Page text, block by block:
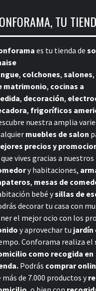
TU
es tu tienda de
, colchones, salones,
matrimonio, cocinas a
, decoración,
, frigoríficos
nuestra amplia
muebles de salon
precios y
vives gracias a nuestros
y habitaciones,
, mesas de
bebéysillas de
decorar tu casa con
el mejor ocio con los
y aprovechar tu jardín
Conforama realiza el
como recogida en
Podrás comprar
más de 7.000 productos y